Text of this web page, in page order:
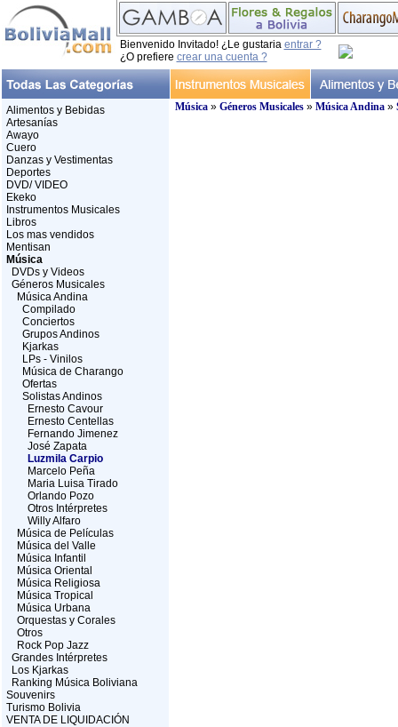
Bienvenido Invitado! ¿Le gustaria entrar ?
¿O prefiere crear una cuenta ?
Alimentos y Bebidas
Artesanías
Awayo
Cuero
Danzas y Vestimentas
Deportes
DVD/ VIDEO
Ekeko
Instrumentos Musicales
Libros
Los mas vendidos
Mentisan
Música
DVDs y Videos
Géneros Musicales
Música Andina
Compilado
Conciertos
Grupos Andinos
Kjarkas
LPs - Vinilos
Música de Charango
Ofertas
Solistas Andinos
Ernesto Cavour
Ernesto Centellas
Fernando Jimenez
José Zapata
Luzmila Carpio
Marcelo Peña
Maria Luisa Tirado
Orlando Pozo
Otros Intérpretes
Willy Alfaro
Música de Películas
Música del Valle
Música Infantil
Música Oriental
Música Religiosa
Música Tropical
Música Urbana
Orquestas y Corales
Otros
Rock Pop Jazz
Grandes Intérpretes
Los Kjarkas
Ranking Música Boliviana
Souvenirs
Turismo Bolivia
VENTA DE LIQUIDACIÓN
Música» Géneros Musicales» Música Andina»